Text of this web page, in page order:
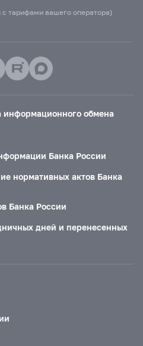
с тарифами вашего оператора)
информационного обмена
Банка России
нормативных актов Банка
Банка России
дней и перенесенных